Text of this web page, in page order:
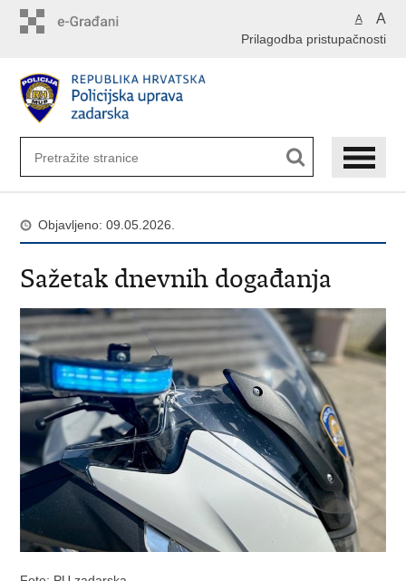
A A
Prilagodba pristupačnosti
Objavljeno: 09.05.2026.
Sažetak dnevnih događanja